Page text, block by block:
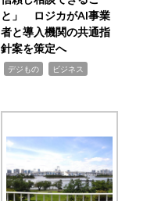
と」 ロジカがAI事業
者と導入機関の共通指
針案を策定へ
デジもの ビジネス